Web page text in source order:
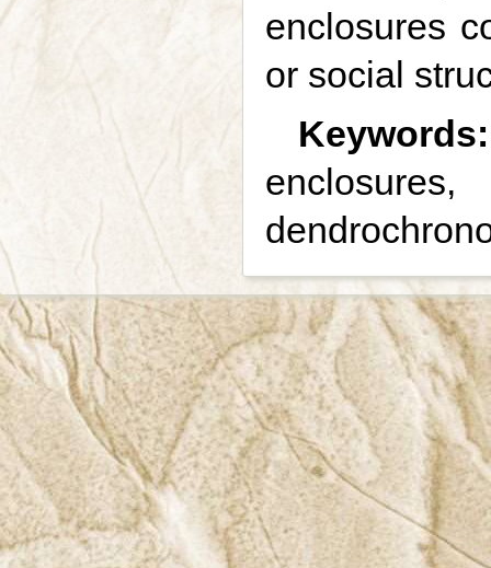
enclosures
or social
Keywords: